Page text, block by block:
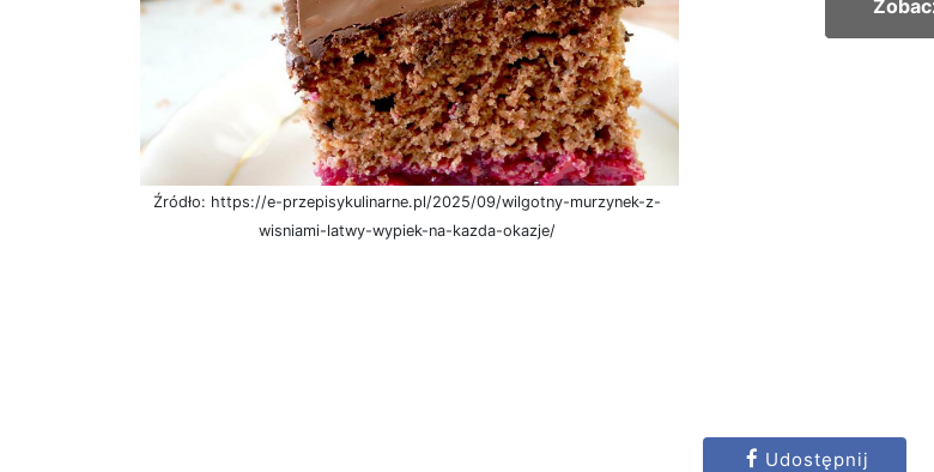
Źródło: https://e-przepisykulinarne.pl/2025/09/wilgotny-murzynek-z-
wisniami-latwy-wypiek-na-kazda-okazje/
Udostępnij